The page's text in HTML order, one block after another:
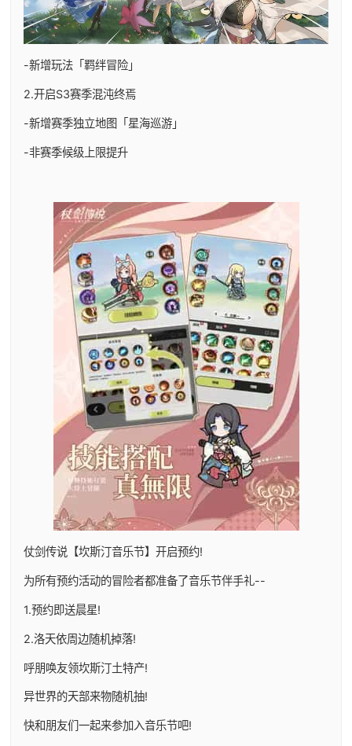
-新增玩法「羁绊冒险」
2.开启S3赛季混沌终焉
-新增赛季独立地图「星海巡游」
-非赛季候级上限提升
仗剑传说【坎斯汀音乐节】开启预约!
为所有预约活动的冒险者都准备了音乐节伴手礼--
1.预约即送晨星!
2.洛天依周边随机掉落!
呼朋唤友领坎斯汀土特产!
异世界的天部来物随机抽!
快和朋友们一起来参加入音乐节吧!